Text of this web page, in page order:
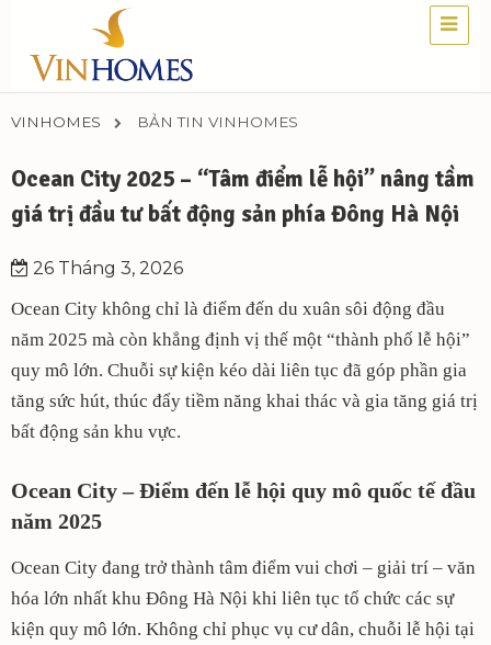
VINHOMES BẢN TIN VINHOMES
Ocean City 2025 – “Tâm điểm lễ hội” nâng tầm
giá trị đầu tư bất động sản phía Đông Hà Nội
26 Tháng 3, 2026
Ocean City không chỉ là điểm đến du xuân sôi động đầu
năm 2025 mà còn khẳng định vị thế một “thành phố lễ hội”
quy mô lớn. Chuỗi sự kiện kéo dài liên tục đã góp phần gia
tăng sức hút, thúc đẩy tiềm năng khai thác và gia tăng giá trị
bất động sản khu vực.
Ocean City – Điểm đến lễ hội quy mô quốc tế đầu
năm 2025
Ocean City đang trở thành tâm điểm vui chơi – giải trí – văn
hóa lớn nhất khu Đông Hà Nội khi liên tục tổ chức các sự
kiện quy mô lớn. Không chỉ phục vụ cư dân, chuỗi lễ hội tại